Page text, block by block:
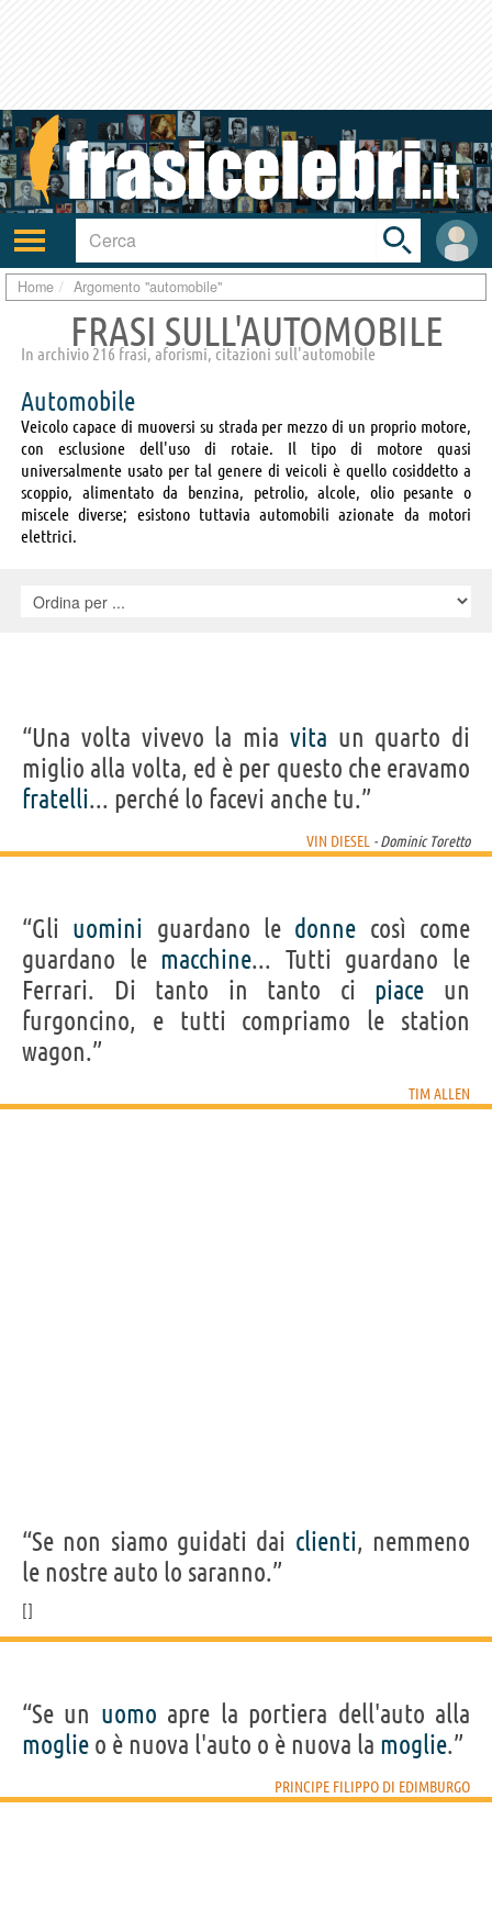
Attiva/disattiva
navigazione
User
area
Toggle
search
bar
Home Argomento "automobile"
FRASI SULL'AUTOMOBILE
In archivio 216 frasi, aforismi, citazioni sull'automobile
Automobile
Veicolo capace di muoversi su strada per mezzo di un proprio motore,
con esclusione dell'uso di rotaie. Il tipo di motore quasi
universalmente usato per tal genere di veicoli è quello cosiddetto a
scoppio, alimentato da benzina, petrolio, alcole, olio pesante o
miscele diverse; esistono tuttavia automobili azionate da motori
elettrici.
“Una volta vivevo la mia vita un quarto di
miglio alla volta, ed è per questo che eravamo
fratelli... perché lo facevi anche tu.”
VIN DIESEL - Dominic Toretto
“Gli uomini guardano le donne così come
guardano le macchine... Tutti guardano le
Ferrari. Di tanto in tanto ci piace un
furgoncino, e tutti compriamo le station
wagon.”
TIM ALLEN
“Se non siamo guidati dai clienti, nemmeno
le nostre auto lo saranno.”
“Se un uomo apre la portiera dell'auto alla
moglie o è nuova l'auto o è nuova la moglie.”
PRINCIPE FILIPPO DI EDIMBURGO